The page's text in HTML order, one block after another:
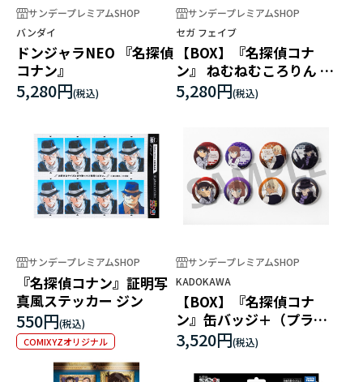
サンデープレミアムSHOP
バンダイ
ドンジャラNEO 『名探偵
コナン』
5,280円
サンデープレミアムSHOP
セガ フェイブ
【BOX】『名探偵コナ
ン』 ねむねむころりん ア
クリルスタンド Vol.2
5,280円
サンデープレミアムSHOP
『名探偵コナン』証明写
真風ステッカー ジン
550円
COMIXYZオリジナル
サンデープレミアムSHOP
KADOKAWA
【BOX】『名探偵コナ
ン』缶バッジ＋（プラ
ス） グローブスver.
3,520円